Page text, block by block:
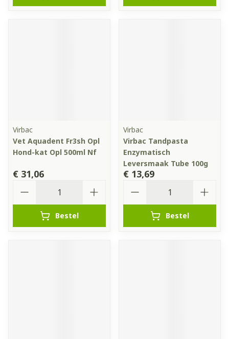
Virbac
Vet Aquadent Fr3sh Opl
Hond-kat Opl 500ml Nf
€ 31,06
Bestel
Virbac
Virbac Tandpasta
Enzymatisch
Leversmaak Tube 100g
€ 13,69
Bestel